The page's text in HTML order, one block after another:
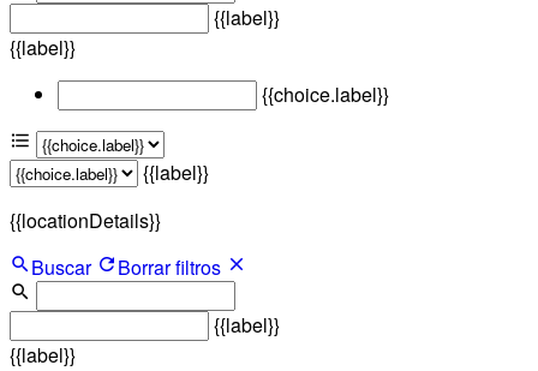
{{label}}
{{label}}
{{choice.label}}
{{label}}
{{locationDetails}}
Buscar
Borrar filtros
{{label}}
{{label}}